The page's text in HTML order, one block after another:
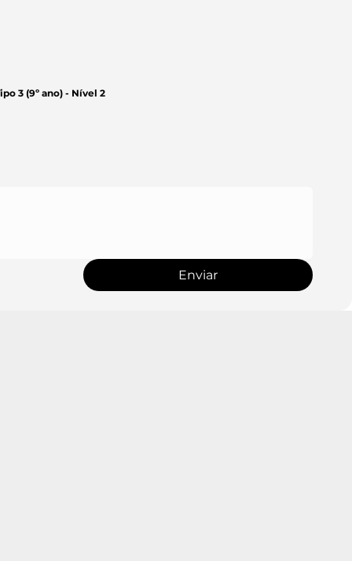
3 (9º ano) - Nível 2
Enviar